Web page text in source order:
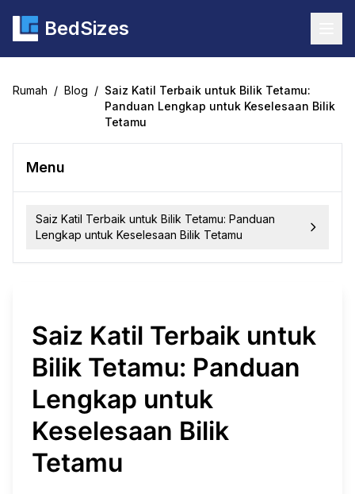
BedSizes
Rumah / Blog / Saiz Katil Terbaik untuk Bilik Tetamu:
Panduan Lengkap untuk Keselesaan Bilik
Tetamu
Menu
Saiz Katil Terbaik untuk Bilik Tetamu: Panduan
Lengkap untuk Keselesaan Bilik Tetamu
Saiz Katil Terbaik untuk
Bilik Tetamu: Panduan
Lengkap untuk
Keselesaan Bilik
Tetamu